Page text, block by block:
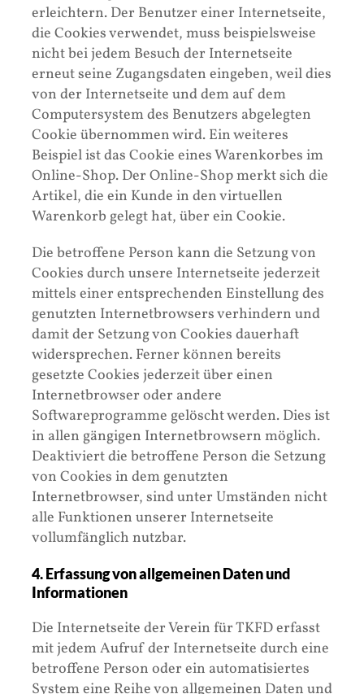
erleichtern. Der Benutzer einer Internetseite,
die Cookies verwendet, muss beispielsweise
nicht bei jedem Besuch der Internetseite
erneut seine Zugangsdaten eingeben, weil dies
von der Internetseite und dem auf dem
Computersystem des Benutzers abgelegten
Cookie übernommen wird. Ein weiteres
Beispiel ist das Cookie eines Warenkorbes im
Online-Shop. Der Online-Shop merkt sich die
Artikel, die ein Kunde in den virtuellen
Warenkorb gelegt hat, über ein Cookie.
Die betroffene Person kann die Setzung von
Cookies durch unsere Internetseite jederzeit
mittels einer entsprechenden Einstellung des
genutzten Internetbrowsers verhindern und
damit der Setzung von Cookies dauerhaft
widersprechen. Ferner können bereits
gesetzte Cookies jederzeit über einen
Internetbrowser oder andere
Softwareprogramme gelöscht werden. Dies ist
in allen gängigen Internetbrowsern möglich.
Deaktiviert die betroffene Person die Setzung
von Cookies in dem genutzten
Internetbrowser, sind unter Umständen nicht
alle Funktionen unserer Internetseite
vollumfänglich nutzbar.
4. Erfassung von allgemeinen Daten und
Informationen
Die Internetseite der Verein für TKFD erfasst
mit jedem Aufruf der Internetseite durch eine
betroffene Person oder ein automatisiertes
System eine Reihe von allgemeinen Daten und